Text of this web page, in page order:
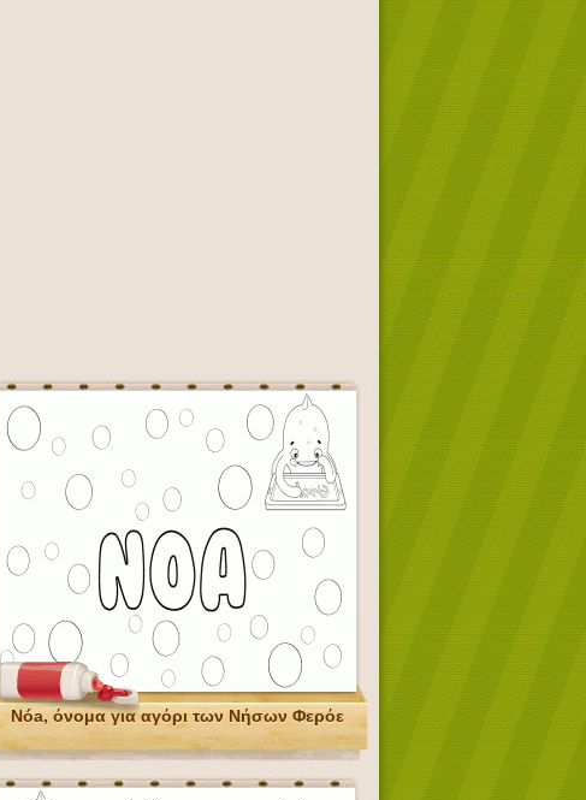
Nóa, όνομα για αγόρι των Νήσων Φερόε